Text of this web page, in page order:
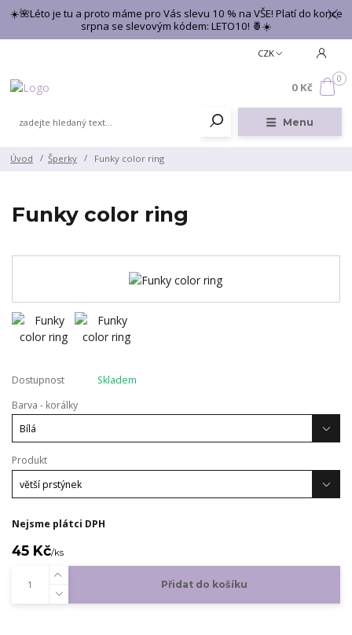
☀️🌺Léto je tu a proto máme pro Vás slevu 10 % na VŠE! Platí do konce
srpna se slevovým kódem: LETO10! 🍍☀️
Menu
CZK
0
0 Kč
Úvod Šperky Funky color ring
Funky color ring
Dostupnost
Skladem
Barva - korálky
Produkt
Nejsme plátci DPH
45 Kč/ks
Přidat do košíku